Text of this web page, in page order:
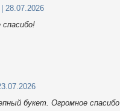
| 28.07.2026
букет. Огромное спасибо